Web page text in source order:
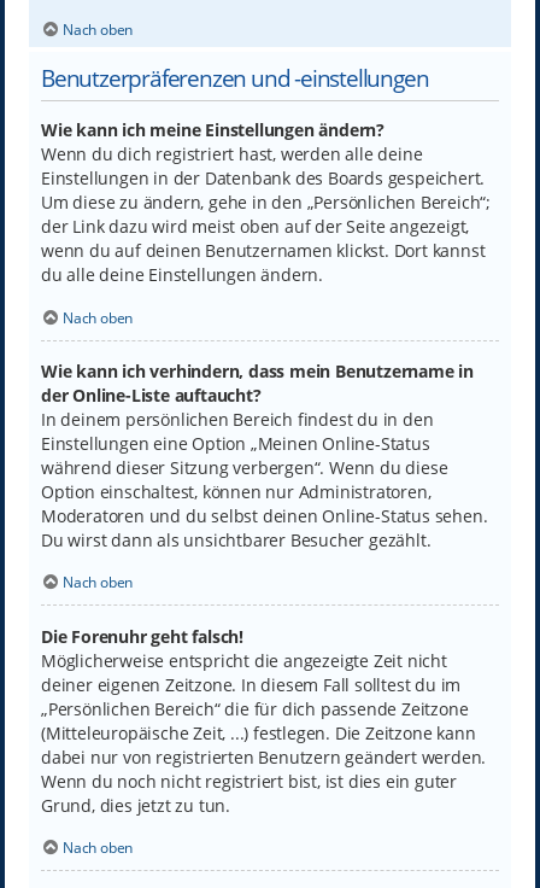
Nach oben
Benutzerpräferenzen und -einstellungen
Wie kann ich meine Einstellungen ändern?
Wenn du dich registriert hast, werden alle deine
Einstellungen in der Datenbank des Boards gespeichert.
Um diese zu ändern, gehe in den „Persönlichen Bereich“;
der Link dazu wird meist oben auf der Seite angezeigt,
wenn du auf deinen Benutzernamen klickst. Dort kannst
du alle deine Einstellungen ändern.
Nach oben
Wie kann ich verhindern, dass mein Benutzername in
der Online-Liste auftaucht?
In deinem persönlichen Bereich findest du in den
Einstellungen eine Option „Meinen Online-Status
während dieser Sitzung verbergen“. Wenn du diese
Option einschaltest, können nur Administratoren,
Moderatoren und du selbst deinen Online-Status sehen.
Du wirst dann als unsichtbarer Besucher gezählt.
Nach oben
Die Forenuhr geht falsch!
Möglicherweise entspricht die angezeigte Zeit nicht
deiner eigenen Zeitzone. In diesem Fall solltest du im
„Persönlichen Bereich“ die für dich passende Zeitzone
(Mitteleuropäische Zeit, ...) festlegen. Die Zeitzone kann
dabei nur von registrierten Benutzern geändert werden.
Wenn du noch nicht registriert bist, ist dies ein guter
Grund, dies jetzt zu tun.
Nach oben